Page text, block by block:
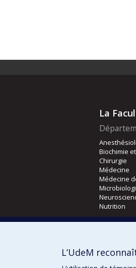
La
Biochimie
Chirurgie
Médecine
Médecine
Nutrition
L’UdeM